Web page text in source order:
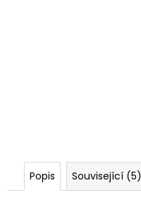
Popis Související (5)